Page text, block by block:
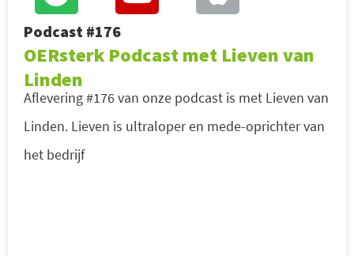
Podcast #176
OERsterk Podcast met Lieven van
Linden
Aflevering #176 van onze podcast is met Lieven van
Linden. Lieven is ultraloper en mede-oprichter van
het bedrijf